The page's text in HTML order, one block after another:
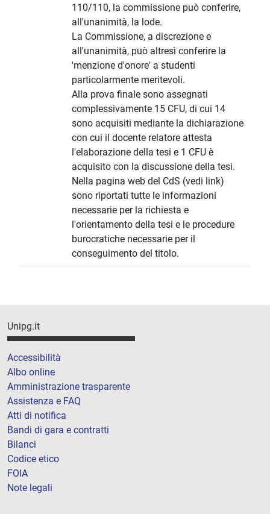
110/110, la commissione può conferire,
all'unanimità, la lode.
La Commissione, a discrezione e
all'unanimità, può altresì conferire la
'menzione d'onore' a studenti
particolarmente meritevoli.
Alla prova finale sono assegnati
complessivamente 15 CFU, di cui 14
sono acquisiti mediante la dichiarazione
con cui il docente relatore attesta
l'elaborazione della tesi e 1 CFU è
acquisito con la discussione della tesi.
Nella pagina web del CdS (vedi link)
sono riportati tutte le informazioni
necessarie per la richiesta e
l'orientamento della tesi e le procedure
burocratiche necessarie per il
conseguimento del titolo.
Unipg.it
Accessibilità
Albo online
Amministrazione trasparente
Assistenza e FAQ
Atti di notifica
Bandi di gara e contratti
Bilanci
Codice etico
FOIA
Note legali